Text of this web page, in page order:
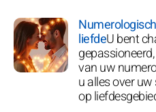
liefdeU bent
van uw
u alles over
op